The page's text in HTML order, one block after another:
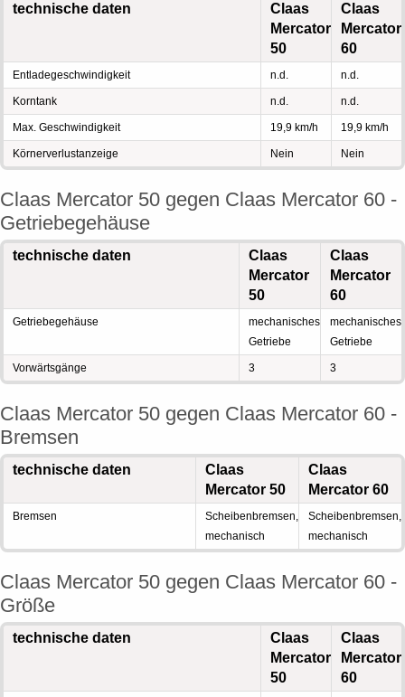
technische daten
Claas
Mercator
50
Claas
Mercator
60
Entladegeschwindigkeit n.d. n.d.
Korntank n.d. n.d.
Max. Geschwindigkeit 19,9 km/h 19,9 km/h
Körnerverlustanzeige Nein Nein
Claas Mercator 50 gegen Claas Mercator 60 -
Getriebegehäuse
technische daten
Claas
Mercator
50
Claas
Mercator
60
Getriebegehäuse
mechanisches
Getriebe
mechanisches
Getriebe
Vorwärtsgänge 3 3
Claas Mercator 50 gegen Claas Mercator 60 -
Bremsen
technische daten
Claas
Mercator 50
Claas
Mercator 60
Bremsen
Scheibenbremsen,
mechanisch
Scheibenbremsen,
mechanisch
Claas Mercator 50 gegen Claas Mercator 60 -
Größe
technische daten
Claas
Mercator
50
Claas
Mercator
60